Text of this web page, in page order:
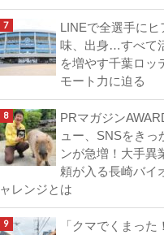
LINEで全選手に
味、出身…すべて
を増やす千葉ロッ
モート力に迫る
PRマガジン
ュー、SNSをきっ
ンが急増！大手異
頼が入る長崎バイ
ャレンジとは
「クマでくまっ